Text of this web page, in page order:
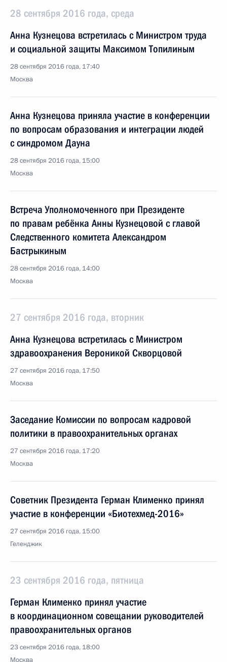
28 сентября 2016 года, среда
Анна Кузнецова встретилась с Министром труда
и социальной защиты Максимом Топилиным
28 сентября 2016 года, 17:40
Москва
Анна Кузнецова приняла участие в конференции
по вопросам образования и интеграции людей
с синдромом Дауна
28 сентября 2016 года, 15:00
Москва
Встреча Уполномоченного при Президенте
по правам ребёнка Анны Кузнецовой с главой
Следственного комитета Александром
Бастрыкиным
28 сентября 2016 года, 14:00
Москва
27 сентября 2016 года, вторник
Анна Кузнецова встретилась с Министром
здравоохранения Вероникой Скворцовой
27 сентября 2016 года, 17:50
Москва
Заседание Комиссии по вопросам кадровой
политики в правоохранительных органах
27 сентября 2016 года, 17:20
Москва
Советник Президента Герман Клименко принял
участие в конференции «Биотехмед-2016»
27 сентября 2016 года, 15:00
Геленджик
23 сентября 2016 года, пятница
Герман Клименко принял участие
в координационном совещании руководителей
правоохранительных органов
23 сентября 2016 года, 18:00
Москва